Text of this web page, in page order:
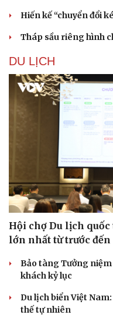
Hiến kế “chuyển đổi
Tháp sầu riêng hình
DU LỊCH
Hội chợ Du lịch quốc
lớn nhất từ trước
Bảo tàng Tưởng
khách kỷ lục
Du lịch biển Việt
thế tự nhiên